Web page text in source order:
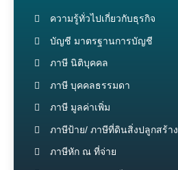
ความรู้ทั่วไปเกี่ยวกับธุรกิจ
บัญชี มาตรฐานการบัญชี
ภาษี นิติบุคคล
ภาษี บุคคลธรรมดา
ภาษี มูลค่าเพิ่ม
ภาษีป้าย/ ภาษีที่ดินสิ่งปลูกสร้าง
ภาษีหัก ณ ที่จ่าย